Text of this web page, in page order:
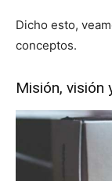
Dicho esto,
conceptos.
Misión, visión